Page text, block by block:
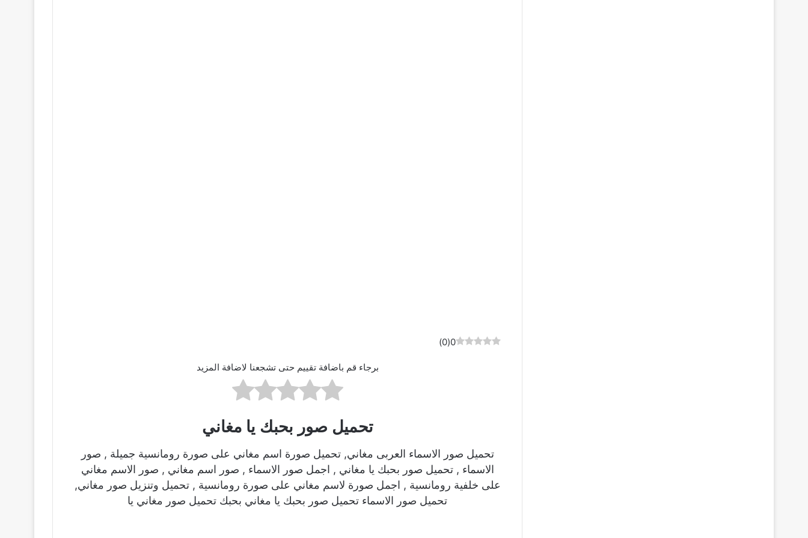
0
(
0
)
برجاء قم باضافة تقييم حتى تشجعنا لاضافة المزيد
تحميل صور بحبك يا مغاني
تحميل صور الاسماء العربى مغاني, تحميل صورة اسم مغاني على صورة رومانسية جميلة , صور
الاسماء , تحميل صور بحبك يا مغاني , اجمل صور الاسماء , صور اسم مغاني , صور الاسم مغاني
على خلفية رومانسية , اجمل صورة لاسم مغاني على صورة رومانسية , تحميل وتنزيل صور مغاني,
تحميل صور الاسماء تحميل صور بحبك يا مغاني بحبك تحميل صور مغاني يا